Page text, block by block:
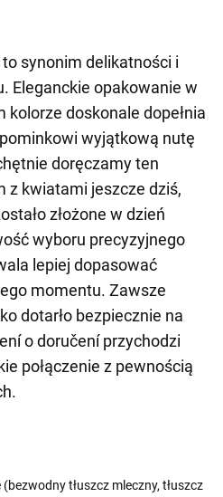
synonim delikatności i
Eleganckie opakowanie w
doskonale dopełnia
wyjątkową nutę
doręczamy ten
z kwiatami jeszcze dziś,
złożone w dzień
wyboru precyzyjnego
lepiej dopasować
momentu. Zawsze
dotarło bezpiecznie na
o doručení przychodzi
połączenie z pewnością
tłuszcz mleczny, tłuszcz